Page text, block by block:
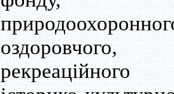
оздоровчого,